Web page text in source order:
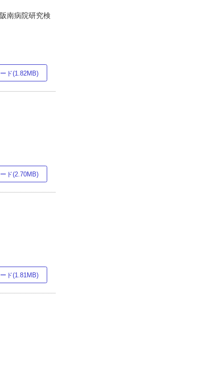
南病院研究検
ド(1.82MB)
ド(2.70MB)
ド(1.81MB)